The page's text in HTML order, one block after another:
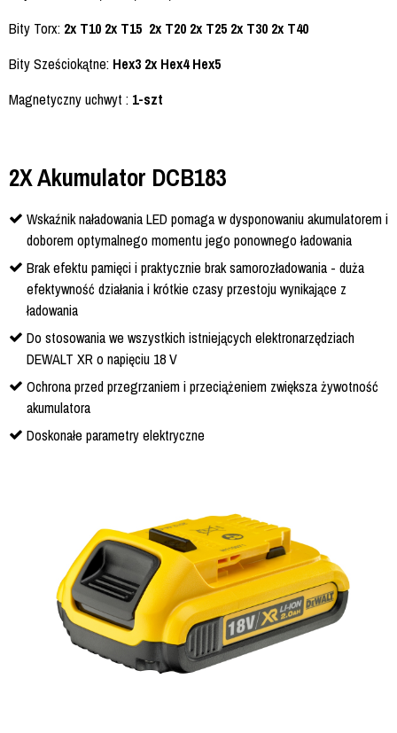
Bity Torx: 2x T10 2x T15 2x T20 2x T25 2x T30 2x T40
Bity Sześciokątne: Hex3 2x Hex4 Hex5
Magnetyczny uchwyt : 1-szt
2X Akumulator DCB183
Wskaźnik naładowania LED pomaga w dysponowaniu akumulatorem i
doborem optymalnego momentu jego ponownego ładowania
Brak efektu pamięci i praktycznie brak samorozładowania - duża
efektywność działania i krótkie czasy przestoju wynikające z
ładowania
Do stosowania we wszystkich istniejących elektronarzędziach
DEWALT XR o napięciu 18 V
Ochrona przed przegrzaniem i przeciążeniem zwiększa żywotność
akumulatora
Doskonałe parametry elektryczne